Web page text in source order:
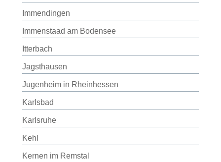
Immendingen
Immenstaad am Bodensee
Itterbach
Jagsthausen
Jugenheim in Rheinhessen
Karlsbad
Karlsruhe
Kehl
Kernen im Remstal